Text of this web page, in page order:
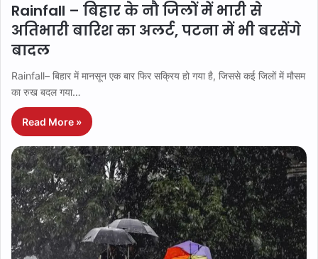
Rainfall – बिहार के नौ जिलों में भारी से
अतिभारी बारिश का अलर्ट, पटना में भी बरसेंगे
बादल
Rainfall– बिहार में मानसून एक बार फिर सक्रिय हो गया है, जिससे कई जिलों में मौसम
का रुख बदल गया…
Read More »